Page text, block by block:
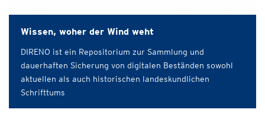
Wissen, woher der Wind weht
DIRENO ist ein Repositorium zur Sammlung und
dauerhaften Sicherung von digitalen Beständen sowohl
aktuellen als auch historischen landeskundlichen
Schrifttums